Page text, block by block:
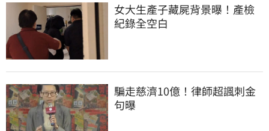
女大生產子藏屍背景曝！產檢
紀錄全空白
騙走慈濟10億！律師超諷刺金
句曝